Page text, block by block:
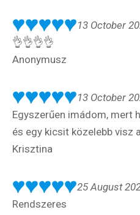
13 October
👌👌👌👌
Anonymusz
13 October
Egyszerűen imádom, mert
és egy kicsit közelebb visz
Krisztina
25 August
Rendszeres